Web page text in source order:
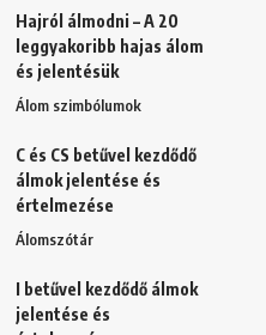
Hajról álmodni – A 20
leggyakoribb hajas álom
és jelentésük
Álom szimbólumok
C és CS betűvel kezdődő
álmok jelentése és
értelmezése
Álomszótár
I betűvel kezdődő álmok
jelentése és